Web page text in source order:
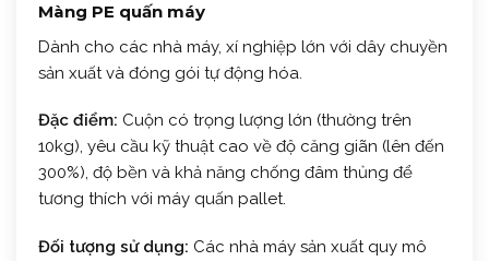
Màng PE quấn máy
Dành cho các nhà máy, xí nghiệp lớn với dây chuyền
sản xuất và đóng gói tự động hóa.
Đặc điểm: Cuộn có trọng lượng lớn (thường trên
10kg), yêu cầu kỹ thuật cao về độ căng giãn (lên đến
300%), độ bền và khả năng chống đâm thủng để
tương thích với máy quấn pallet.
Đối tượng sử dụng: Các nhà máy sản xuất quy mô